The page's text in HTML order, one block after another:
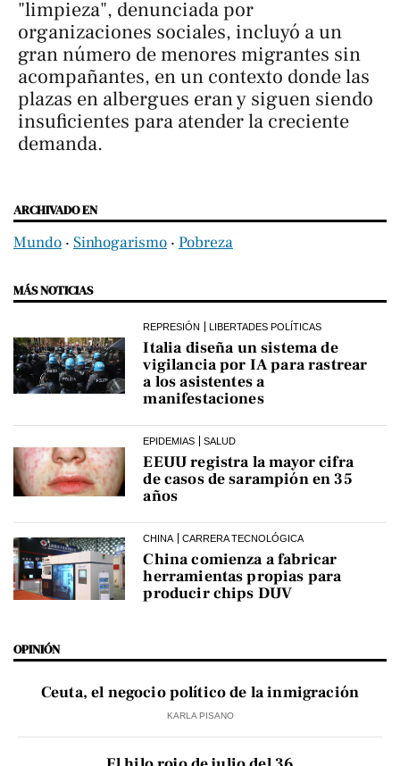
"limpieza", denunciada por
organizaciones sociales, incluyó a un
gran número de menores migrantes sin
acompañantes, en un contexto donde las
plazas en albergues eran y siguen siendo
insuficientes para atender la creciente
demanda.
ARCHIVADO EN
Mundo ‧ Sinhogarismo ‧ Pobreza
MÁS NOTICIAS
REPRESIÓN LIBERTADES POLÍTICAS
Italia diseña un sistema de
vigilancia por IA para rastrear
a los asistentes a
manifestaciones
EPIDEMIAS SALUD
EEUU registra la mayor cifra
de casos de sarampión en 35
años
CHINA CARRERA TECNOLÓGICA
China comienza a fabricar
herramientas propias para
producir chips DUV
OPINIÓN
Ceuta, el negocio político de la inmigración
KARLA PISANO